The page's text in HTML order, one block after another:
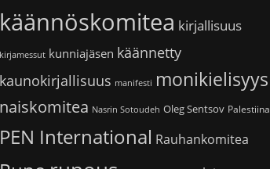
käännöskomitea kirjallisuus
kirjamessut kunniajäsen käännetty
kaunokirjallisuus manifesti monikielisyys
naiskomitea Nasrin Sotoudeh Oleg Sentsov Palestiina
PEN International Rauhankomitea